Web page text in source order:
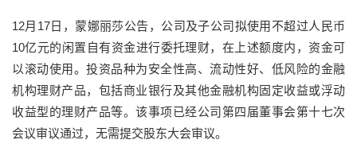
12月17日，蒙娜丽莎公告，公司及子公司拟使用不超过人民币
10亿元的闲置自有资金进行委托理财，在上述额度内，资金可
以滚动使用。投资品种为安全性高、流动性好、低风险的金融
机构理财产品，包括商业银行及其他金融机构固定收益或浮动
收益型的理财产品等。该事项已经公司第四届董事会第十七次
会议审议通过，无需提交股东大会审议。